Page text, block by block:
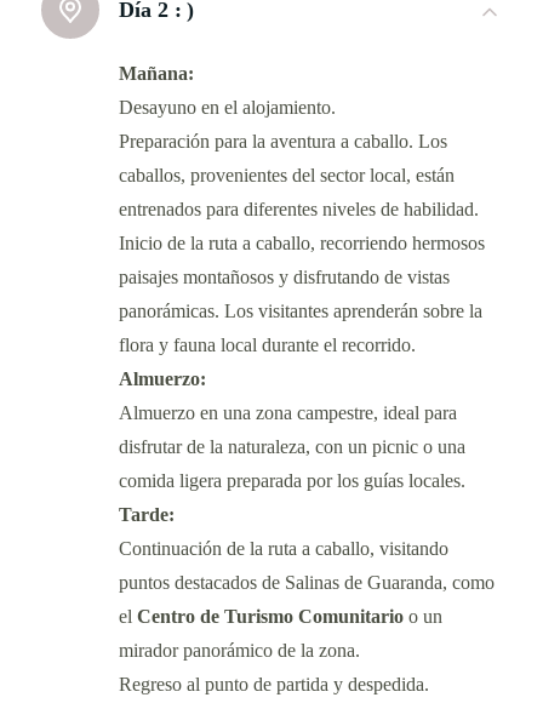
Día 2 : )
Mañana:
Desayuno en el alojamiento.
Preparación para la aventura a caballo. Los
caballos, provenientes del sector local, están
entrenados para diferentes niveles de habilidad.
Inicio de la ruta a caballo, recorriendo hermosos
paisajes montañosos y disfrutando de vistas
panorámicas. Los visitantes aprenderán sobre la
flora y fauna local durante el recorrido.
Almuerzo:
Almuerzo en una zona campestre, ideal para
disfrutar de la naturaleza, con un picnic o una
comida ligera preparada por los guías locales.
Tarde:
Continuación de la ruta a caballo, visitando
puntos destacados de Salinas de Guaranda, como
el Centro de Turismo Comunitario o un
mirador panorámico de la zona.
Regreso al punto de partida y despedida.